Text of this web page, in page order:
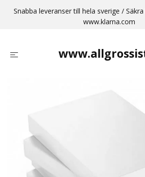
Snabba leveranser till hela sverige /
www.klarna.com